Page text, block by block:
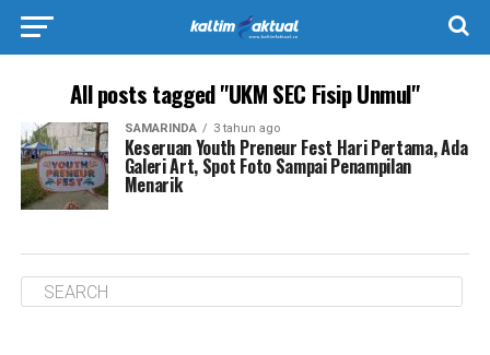
All posts tagged "UKM SEC Fisip Unmul"
SAMARINDA 3 tahun ago
Keseruan Youth Preneur Fest Hari Pertama, Ada
Galeri Art, Spot Foto Sampai Penampilan
Menarik